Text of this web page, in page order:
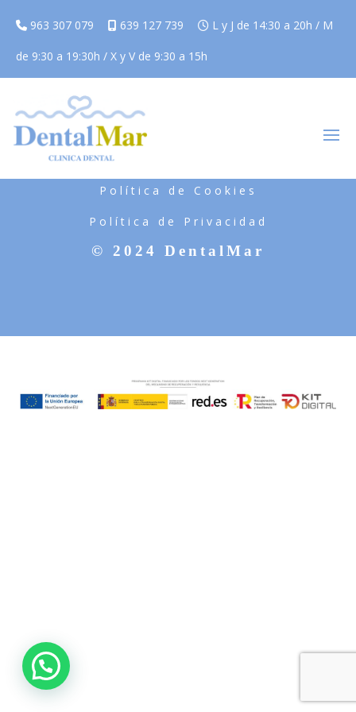
963 307 079 639 127 739 L y J de 14:30 a 20h / M
de 9:30 a 19:30h / X y V de 9:30 a 15h
Política de Cookies
Política de Privacidad
© 2024 DentalMar